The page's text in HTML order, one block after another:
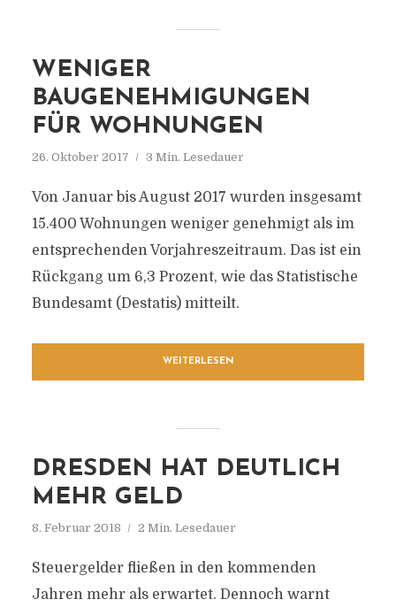
WENIGER
BAUGENEHMIGUNGEN
FÜR WOHNUNGEN
26. Oktober 2017 3 Min. Lesedauer
Von Januar bis August 2017 wurden insgesamt
15.400 Wohnungen weniger genehmigt als im
entsprechenden Vorjahreszeitraum. Das ist ein
Rückgang um 6,3 Prozent, wie das Statistische
Bundesamt (Destatis) mitteilt.
WEITERLESEN
DRESDEN HAT DEUTLICH
MEHR GELD
8. Februar 2018 2 Min. Lesedauer
Steuergelder fließen in den kommenden
Jahren mehr als erwartet. Dennoch warnt